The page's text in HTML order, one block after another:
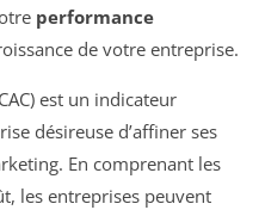
performance
de votre entreprise.
est un indicateur
désireuse d’affiner ses
En comprenant les
les entreprises peuvent